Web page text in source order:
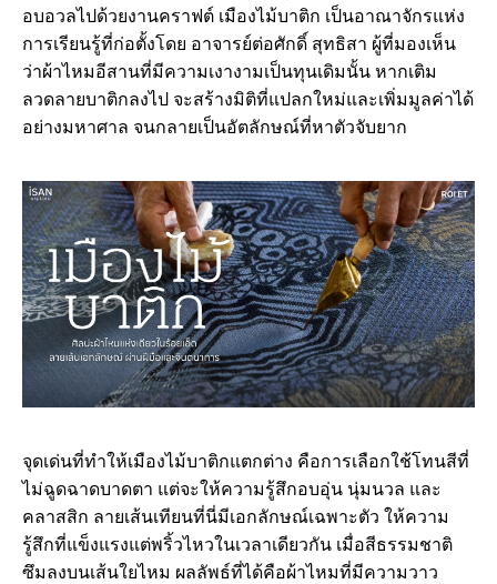
อบอวลไปด้วยงานคราฟต์ เมืองไม้บาติก เป็นอาณาจักรแห่ง
การเรียนรู้ที่ก่อตั้งโดย อาจารย์ต่อศักดิ์ สุทธิสา ผู้ที่มองเห็น
ว่าผ้าไหมอีสานที่มีความเงางามเป็นทุนเดิมนั้น หากเติม
ลวดลายบาติกลงไป จะสร้างมิติที่แปลกใหม่และเพิ่มมูลค่าได้
อย่างมหาศาล จนกลายเป็นอัตลักษณ์ที่หาตัวจับยาก
จุดเด่นที่ทำให้เมืองไม้บาติกแตกต่าง คือการเลือกใช้โทนสีที่
ไม่ฉูดฉาดบาดตา แต่จะให้ความรู้สึกอบอุ่น นุ่มนวล และ
คลาสสิก ลายเส้นเทียนที่นี่มีเอกลักษณ์เฉพาะตัว ให้ความ
รู้สึกที่แข็งแรงแต่พริ้วไหวในเวลาเดียวกัน เมื่อสีธรรมชาติ
ซึมลงบนเส้นใยไหม ผลลัพธ์ที่ได้คือผ้าไหมที่มีความวาว